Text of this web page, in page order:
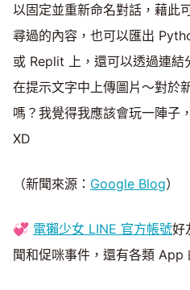
以固定並重新命名對話，藉此
尋過的內容，也可以匯出
或 Replit 上，還可以透過連
在提示文字中上傳圖片～對於
嗎？我覺得我應該會玩一陣子
XD
（新聞來源： Google Blog）
💞 電獺少女 LINE 官方帳號好
聞和促咪事件，還有各類 App